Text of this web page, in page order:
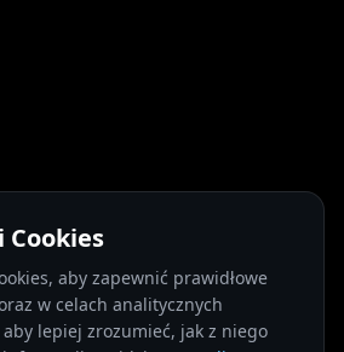
Cookies
aby zapewnić prawidłowe
w celach analitycznych
lepiej zrozumieć, jak z niego